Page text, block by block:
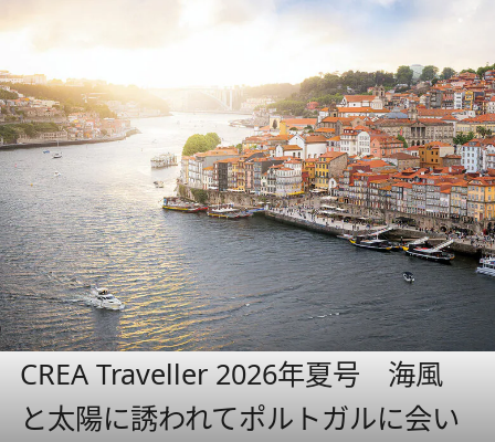
CREA Traveller 2026年夏号 海風
と太陽に誘われてポルトガルに会い